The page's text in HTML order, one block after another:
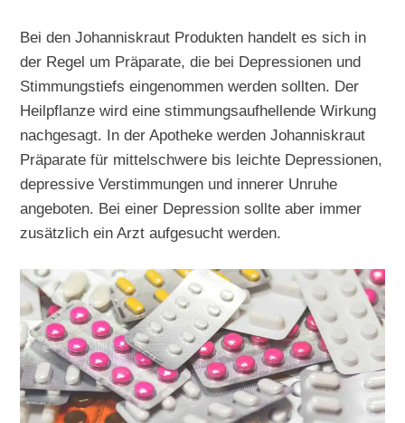
Bei den Johanniskraut Produkten handelt es sich in
der Regel um Präparate, die bei Depressionen und
Stimmungstiefs eingenommen werden sollten. Der
Heilpflanze wird eine stimmungsaufhellende Wirkung
nachgesagt. In der Apotheke werden Johanniskraut
Präparate für mittelschwere bis leichte Depressionen,
depressive Verstimmungen und innerer Unruhe
angeboten. Bei einer Depression sollte aber immer
zusätzlich ein Arzt aufgesucht werden.